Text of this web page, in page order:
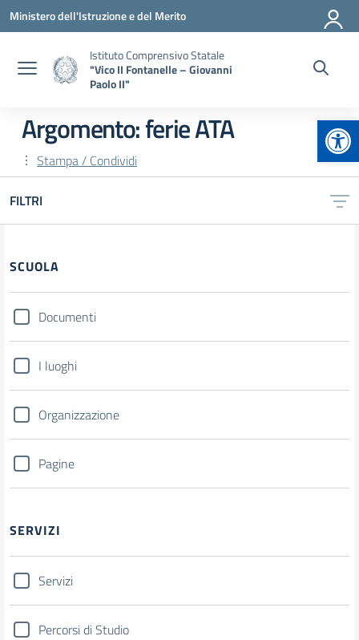
Vai ai contenuti
Vai al menu di navigazione
Vai al footer
Ministero dell'Istruzione e del Merito
Istituto Comprensivo Statale
"Vico II Fontanelle – Giovanni
Paolo II"
Argomento: ferie ATA
Stampa / Condividi
FILTRI
Filtri
SCUOLA
Documenti
I luoghi
Organizzazione
Pagine
SERVIZI
Servizi
Percorsi di Studio